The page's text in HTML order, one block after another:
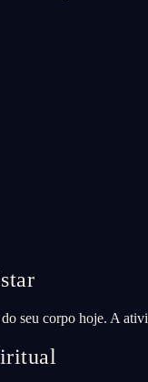
do seu corpo hoje. A